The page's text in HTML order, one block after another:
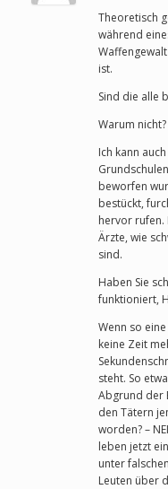
Theoretisch
während
ist.
Sind die alle
Warum nicht?
Ich kann
beworfen
bestückt,
hervor rufen.
Ärzte, wie
sind.
Haben Sie
funktioniert,
Wenn so
keine Zeit
steht. So
Abgrund der
den Tätern
worden? –
leben jetzt
unter
Leuten über